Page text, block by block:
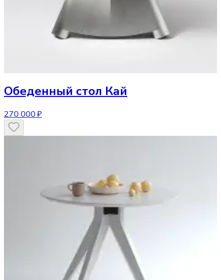
Обеденный стол Кай
270 000 ₽